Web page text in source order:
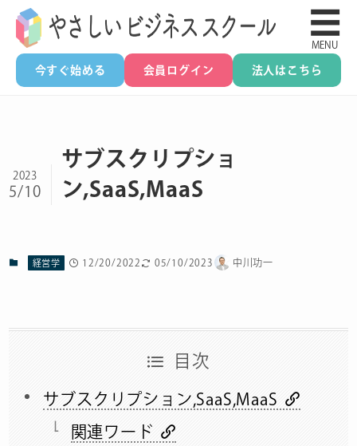
今すぐ始める 会員ログイン 法人はこちら
☰
MENU
サブスクリプショ
ン,SaaS,MaaS
2023
5/10
経営学 12/20/2022 05/10/2023 中川功一
目次
サブスクリプション,SaaS,MaaS
関連ワード